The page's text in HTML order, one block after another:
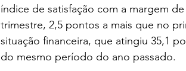
índice de satisfação com a margem
trimestre, 2,5 pontos a mais que no
situação financeira, que atingiu 35,1
do mesmo período do ano passado.